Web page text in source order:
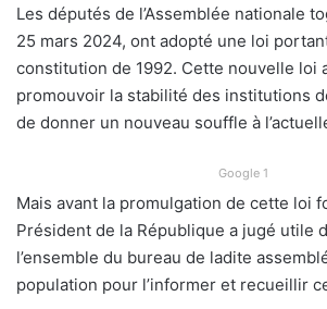
Les députés de l’Assemblée nationale
25 mars 2024, ont adopté une loi
constitution de 1992. Cette nouvelle loi
promouvoir la stabilité des institutions
de donner un nouveau souffle à
Google 1
Mais avant la promulgation de cette loi
Président de la République a jugé utile
l’ensemble du bureau de ladite
population pour l’informer et recueillir